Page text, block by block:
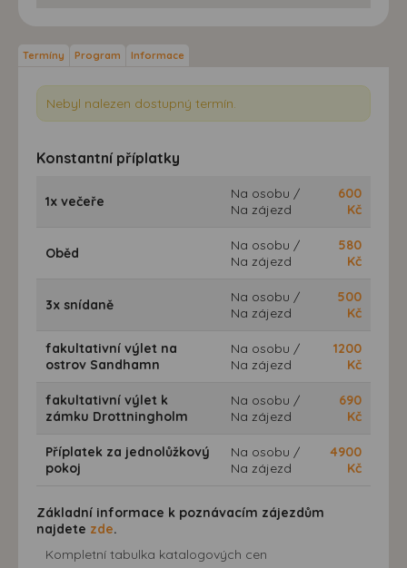
Termíny Program Informace
Nebyl nalezen dostupný termín.
Konstantní příplatky
1x večeře
Na osobu /
Na zájezd
600
Kč
Oběd
Na osobu /
Na zájezd
580
Kč
3x snídaně
Na osobu /
Na zájezd
500
Kč
fakultativní výlet na
ostrov Sandhamn
Na osobu /
Na zájezd
1200
Kč
fakultativní výlet k
zámku Drottningholm
Na osobu /
Na zájezd
690
Kč
Příplatek za jednolůžkový
pokoj
Na osobu /
Na zájezd
4900
Kč
Základní informace k poznávacím zájezdům
najdete zde.
Kompletní tabulka katalogových cen